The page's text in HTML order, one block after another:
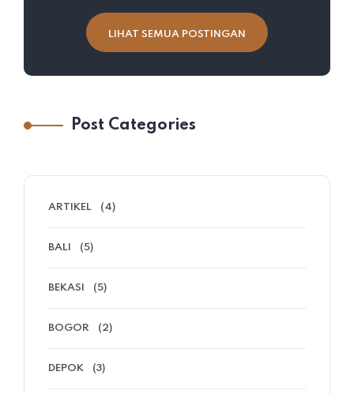
LIHAT SEMUA POSTINGAN
Post Categories
ARTIKEL (4)
BALI (5)
BEKASI (5)
BOGOR (2)
DEPOK (3)